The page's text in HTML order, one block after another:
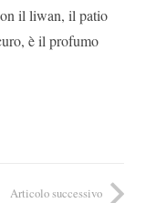
il liwan, il patio
è il profumo
Articolo successivo